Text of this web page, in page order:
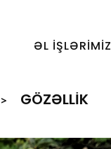
ƏL İŞLƏRIMIZ
GÖZƏLLIK